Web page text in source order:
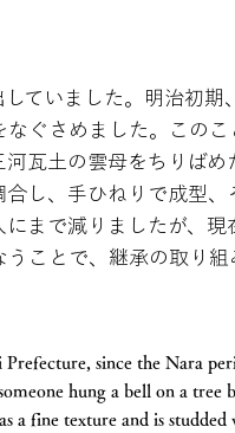
ていました。明治初期
ぐさめました。このこ
瓦土の雲母をちりばめ
し、手ひねりで成型、
まで減りましたが、現
ことで、継承の取り組
since the Nara
hung a bell on a tree
a fine texture and is studded